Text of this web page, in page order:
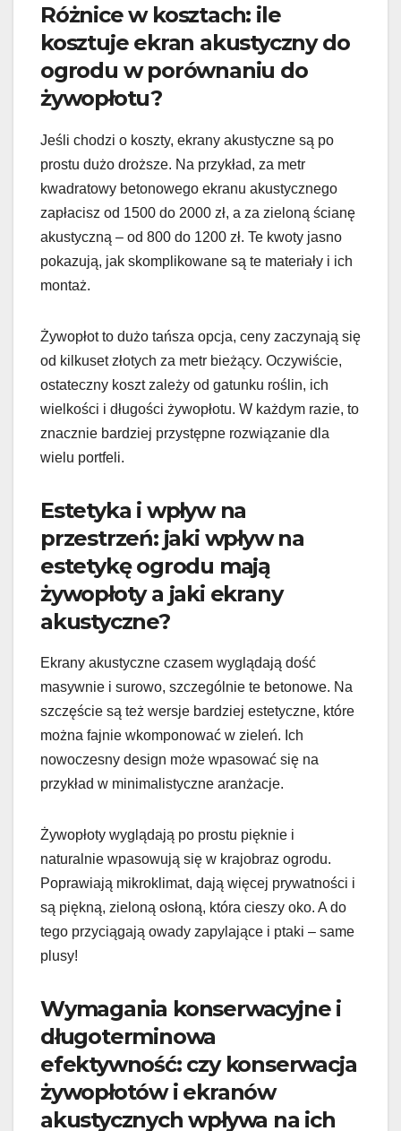
Różnice w kosztach: ile
kosztuje ekran akustyczny do
ogrodu w porównaniu do
żywopłotu?
Jeśli chodzi o koszty, ekrany akustyczne są po
prostu dużo droższe. Na przykład, za metr
kwadratowy betonowego ekranu akustycznego
zapłacisz od 1500 do 2000 zł, a za zieloną ścianę
akustyczną – od 800 do 1200 zł. Te kwoty jasno
pokazują, jak skomplikowane są te materiały i ich
montaż.
Żywopłot to dużo tańsza opcja, ceny zaczynają się
od kilkuset złotych za metr bieżący. Oczywiście,
ostateczny koszt zależy od gatunku roślin, ich
wielkości i długości żywopłotu. W każdym razie, to
znacznie bardziej przystępne rozwiązanie dla
wielu portfeli.
Estetyka i wpływ na
przestrzeń: jaki wpływ na
estetykę ogrodu mają
żywopłoty a jaki ekrany
akustyczne?
Ekrany akustyczne czasem wyglądają dość
masywnie i surowo, szczególnie te betonowe. Na
szczęście są też wersje bardziej estetyczne, które
można fajnie wkomponować w zieleń. Ich
nowoczesny design może wpasować się na
przykład w minimalistyczne aranżacje.
Żywopłoty wyglądają po prostu pięknie i
naturalnie wpasowują się w krajobraz ogrodu.
Poprawiają mikroklimat, dają więcej prywatności i
są piękną, zieloną osłoną, która cieszy oko. A do
tego przyciągają owady zapylające i ptaki – same
plusy!
Wymagania konserwacyjne i
długoterminowa
efektywność: czy konserwacja
żywopłotów i ekranów
akustycznych wpływa na ich